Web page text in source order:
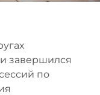
завершился
по